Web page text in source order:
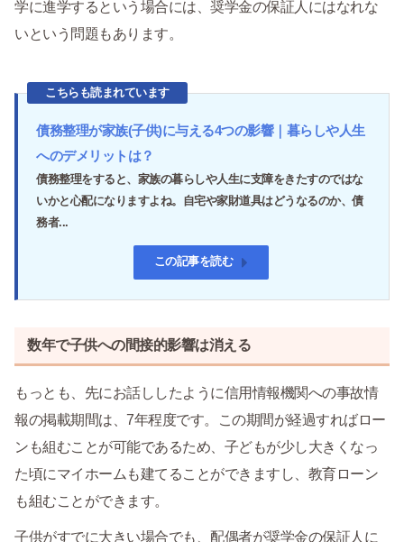
学に進学するという場合には、奨学金の保証人にはなれな
いという問題もあります。
こちらも読まれています
債務整理が家族(子供)に与える4つの影響｜暮らしや人生
へのデメリットは？
債務整理をすると、家族の暮らしや人生に支障をきたすのではな
いかと心配になりますよね。自宅や家財道具はどうなるのか、債
務者...
この記事を読む
数年で子供への間接的影響は消える
もっとも、先にお話ししたように信用情報機関への事故情
報の掲載期間は、7年程度です。この期間が経過すればロー
ンも組むことが可能であるため、子どもが少し大きくなっ
た頃にマイホームも建てることができますし、教育ローン
も組むことができます。
子供がすでに大きい場合でも、配偶者が奨学金の保証人に